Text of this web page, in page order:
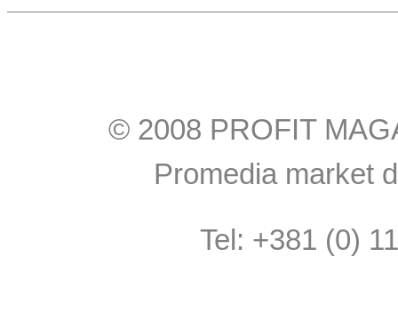
© 2008 PROFIT
Promedia market
Tel: +381 (0)